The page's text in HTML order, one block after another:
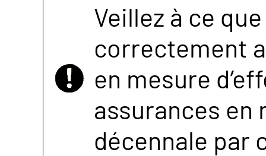
Veillez à ce
correctement
en mesure
assurances
décennale par